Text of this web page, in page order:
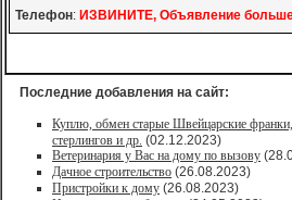
Телефон: ИЗВИНИТЕ, Объявление больше
Последние добавления на сайт:
Куплю, обмен старые Швейцарские
стерлингов и др. (02.12.2023)
Ветеринария у Вас на дому по вызову
Дачное строительство (26.08.2023)
Пристройки к дому (26.08.2023)